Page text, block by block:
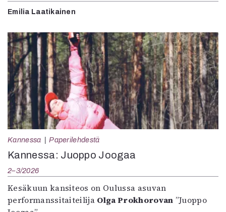
Emilia Laatikainen
Kannessa Paperilehdestä
Kannessa: Juoppo Joogaa
2–3/2026
Kesäkuun kansiteos on Oulussa asuvan
performanssitaiteilija Olga Prokhorovan ”Juoppo